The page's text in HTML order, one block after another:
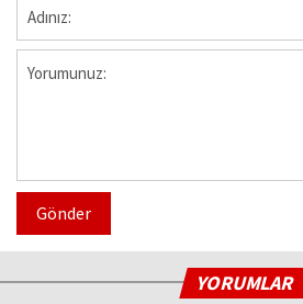
Gönder
YORUMLAR